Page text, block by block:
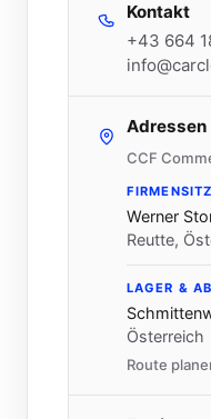
Kontakt
+43 664
Adressen
CCF
FIRMENSITZ
Werner
Reutte,
LAGER &
Österreich
Route